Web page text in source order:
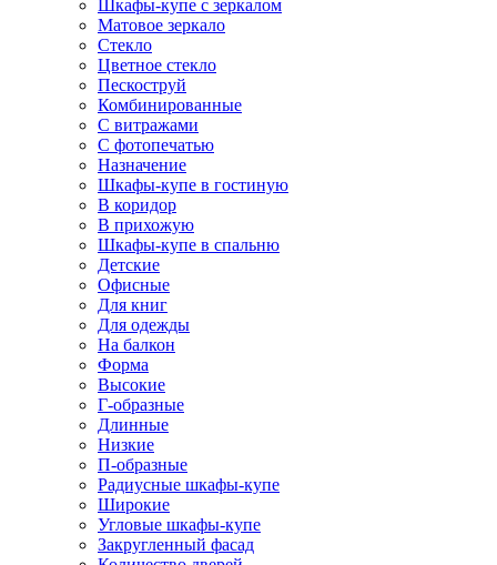
Шкафы-купе с зеркалом
Матовое зеркало
Стекло
Цветное стекло
Пескоструй
Комбинированные
С витражами
С фотопечатью
Назначение
Шкафы-купе в гостиную
В коридор
В прихожую
Шкафы-купе в спальню
Детские
Офисные
Для книг
Для одежды
На балкон
Форма
Высокие
Г-образные
Длинные
Низкие
П-образные
Радиусные шкафы-купе
Широкие
Угловые шкафы-купе
Закругленный фасад